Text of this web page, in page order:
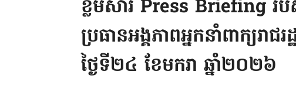
ខ្លឹមសារ Press Briefing
ប្រធានអង្គភាពអ្នកនាំពាក្យរា
ថ្ងៃទី២៤ ខែមករា ឆ្នាំ២០២៦